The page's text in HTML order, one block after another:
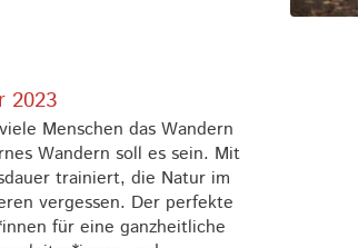
2023
Menschen das Wandern
Wandern soll es sein. Mit
trainiert, die Natur im
vergessen. Der perfekte
für eine ganzheitliche